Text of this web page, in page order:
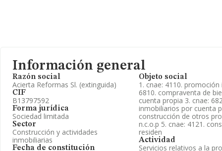
Información general
Razón social
Acierta Reformas Sl. (extinguida)
CIF
B13797592
Forma jurídica
Sociedad limitada
Sector
Construcción y actividades
inmobiliarias
Fecha de constitución
Objeto social
1. cnae: 4110.
6810. compraventa de
cuenta propia 3. cnae:
inmobiliarios por cuenta
construcción de otros
n.c.o.p 5. cnae: 4121.
residen
Actividad
Servicios relativos a la